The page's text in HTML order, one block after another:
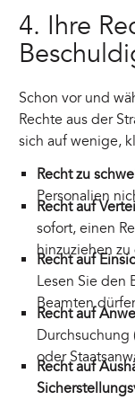
4. Ihre
Schon vor und
Rechte aus der
sich auf wenige,
Recht zu
Personalien
Recht auf
sofort, einen
hinzuziehen
Recht auf
Lesen Sie den
Beamten
Recht auf
Durchsuchung
oder
Recht auf